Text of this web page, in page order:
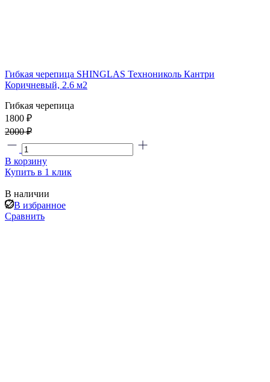
Гибкая черепица SHINGLAS Технониколь Кантри
Коричневый, 2.6 м2
Гибкая черепица
1800 ₽
2000 ₽
В корзину
Купить в 1 клик
В наличии
В избранное
Сравнить